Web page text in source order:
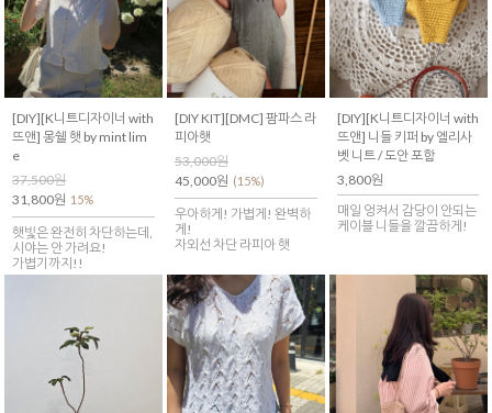
[DIY][K니트디자이너 with
뜨앤] 몽쉘 햇 by mint lim
e
37,500원
31,800원 15%
햇빛은 완전히 차단하는데,
시야는 안 가려요!
가볍기까지!!
[DIY KIT][DMC] 팜파스 라
피아햇
53,000원
45,000원 (15%)
우아하게! 가볍게! 완벽하
게!
자외선 차단 라피아 햇
[DIY][K니트디자이너 with
뜨앤] 니들 키퍼 by 엘리사
벳 니트 / 도안 포함
3,800원
매일 엉켜서 감당이 안되는
케이블 니들을 깔끔하게!